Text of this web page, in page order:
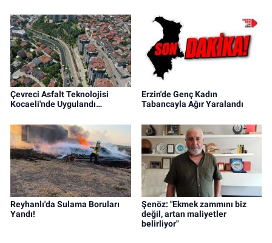
Çevreci Asfalt Teknolojisi
Kocaeli'nde Uygulandı…
Erzin'de Genç Kadın
Tabancayla Ağır Yaralandı
Reyhanlı'da Sulama Boruları
Yandı!
Şenöz: "Ekmek zammını biz
değil, artan maliyetler
belirliyor"